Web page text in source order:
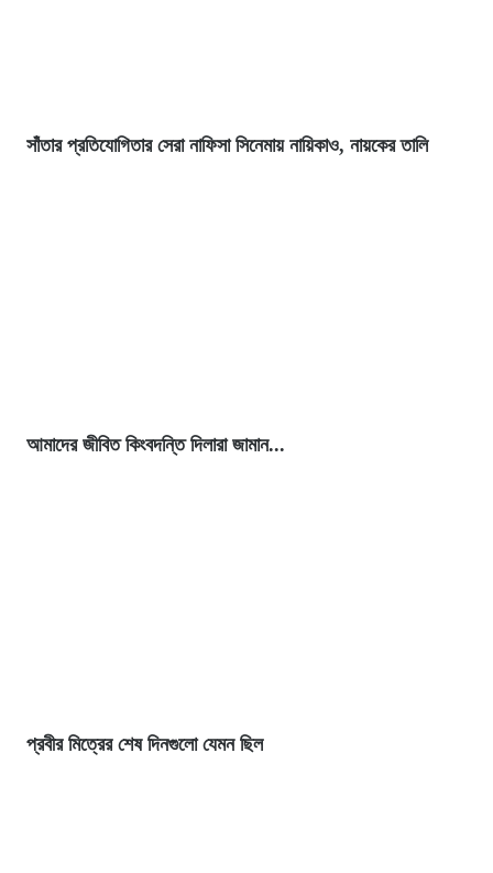
সাঁতার প্রতিযোগিতার সেরা নাফিসা সিনেমায় নায়িকাও, নায়কের তালি
আমাদের জীবিত কিংবদন্তি দিলারা জামান...
প্রবীর মিত্রের শেষ দিনগুলো যেমন ছিল